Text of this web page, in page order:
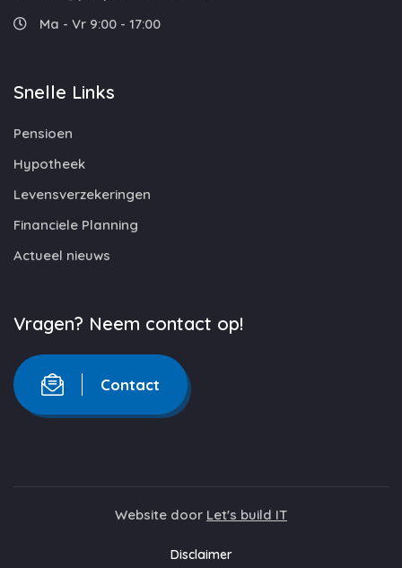
Ma - Vr 9:00 - 17:00
Snelle Links
Pensioen
Hypotheek
Levensverzekeringen
Financiele Planning
Actueel nieuws
Vragen? Neem contact op!
Contact
Website door Let's build IT
Disclaimer